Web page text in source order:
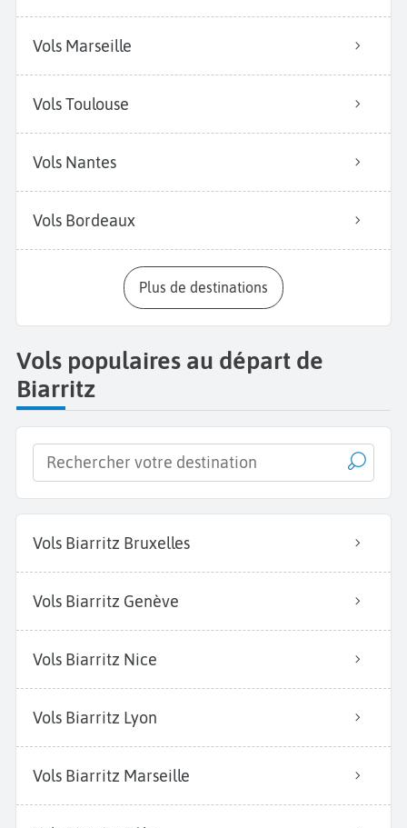
Vols Marseille
Vols Toulouse
Vols Nantes
Vols Bordeaux
Plus de destinations
Vols populaires au départ de
Biarritz
Vols Biarritz Bruxelles
Vols Biarritz Genève
Vols Biarritz Nice
Vols Biarritz Lyon
Vols Biarritz Marseille